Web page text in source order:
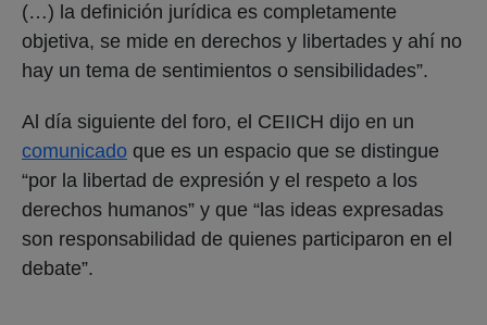
(…) la definición jurídica es completamente
objetiva, se mide en derechos y libertades y ahí no
hay un tema de sentimientos o sensibilidades”.
Al día siguiente del foro, el CEIICH dijo en un
comunicado que es un espacio que se distingue
“por la libertad de expresión y el respeto a los
derechos humanos” y que “las ideas expresadas
son responsabilidad de quienes participaron en el
debate”.